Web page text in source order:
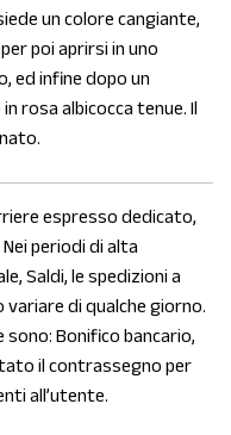
un colore cangiante,
poi aprirsi in uno
ed infine dopo un
rosa albicocca tenue. Il
espresso dedicato,
periodi di alta
Saldi, le spedizioni a
di qualche giorno.
Bonifico bancario,
il contrassegno per
all’utente.